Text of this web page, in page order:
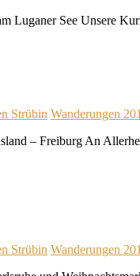
Luganer See Unsere
Strübin Wanderungen
– Freiburg An
Strübin Wanderungen